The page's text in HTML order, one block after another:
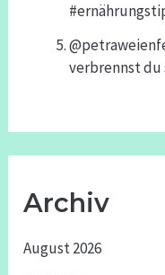
verbrennst
Archiv
August 2026